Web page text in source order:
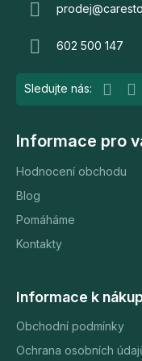
prodej@
602 500 147
Informace pro
Hodnocení obchodu
Blog
Pomáháme
Kontakty
Informace k
Obchodní podmínky
Ochrana osobních